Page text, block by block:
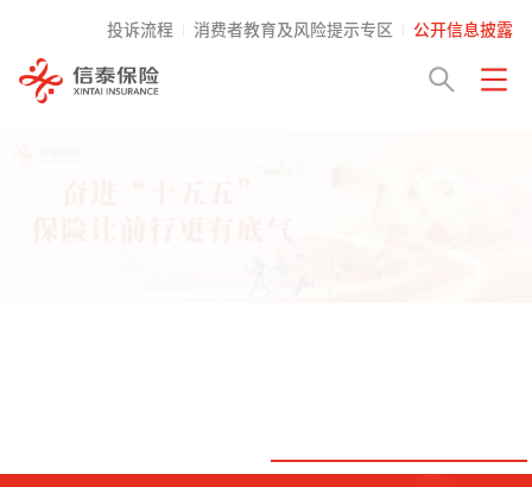
投诉流程 消费者教育及风险提示专区 公开信息披露